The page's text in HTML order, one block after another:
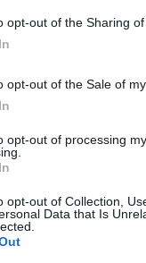
opt-out of the Sharing
opt-out of the Sale of
opt-out of processing
opt-out of Collection,
Data that Is
telik, mire egy-